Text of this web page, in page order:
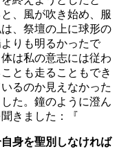
、風が吹き始め、服
、祭壇の上に球形の
りも明るかったで
は私の意志には従わ
とも走ることもでき
るのか見えなかった
た。鐘のように澄ん
きました：『
身を聖別しなければ